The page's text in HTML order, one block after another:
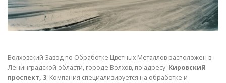
Волховский Завод по Обработке Цветных Металлов расположен в
Ленинградской области, городе Волхов, по адресу: Кировский
проспект, 3. Компания специализируется на обработке и